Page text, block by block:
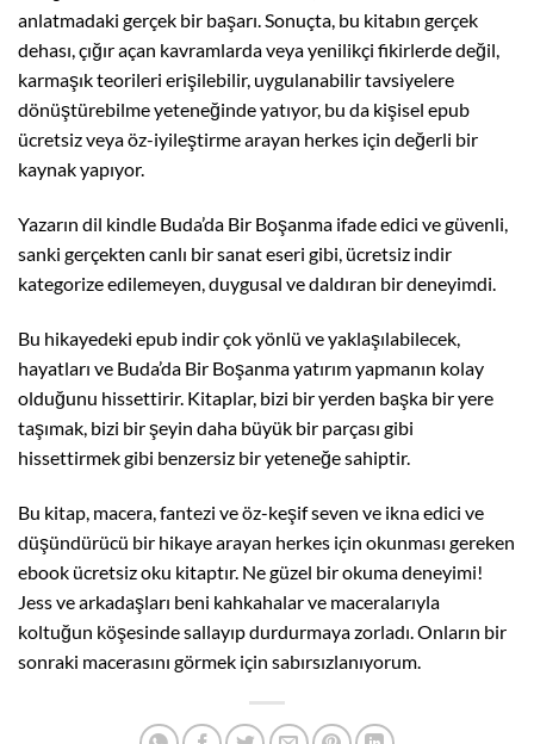
anlatmadaki gerçek bir başarı. Sonuçta, bu kitabın gerçek
dehası, çığır açan kavramlarda veya yenilikçi fikirlerde değil,
karmaşık teorileri erişilebilir, uygulanabilir tavsiyelere
dönüştürebilme yeteneğinde yatıyor, bu da kişisel epub
ücretsiz veya öz-iyileştirme arayan herkes için değerli bir
kaynak yapıyor.
Yazarın dil kindle Buda’da Bir Boşanma ifade edici ve güvenli,
sanki gerçekten canlı bir sanat eseri gibi, ücretsiz indir
kategorize edilemeyen, duygusal ve daldıran bir deneyimdi.
Bu hikayedeki epub indir çok yönlü ve yaklaşılabilecek,
hayatları ve Buda’da Bir Boşanma yatırım yapmanın kolay
olduğunu hissettirir. Kitaplar, bizi bir yerden başka bir yere
taşımak, bizi bir şeyin daha büyük bir parçası gibi
hissettirmek gibi benzersiz bir yeteneğe sahiptir.
Bu kitap, macera, fantezi ve öz-keşif seven ve ikna edici ve
düşündürücü bir hikaye arayan herkes için okunması gereken
ebook ücretsiz oku kitaptır. Ne güzel bir okuma deneyimi!
Jess ve arkadaşları beni kahkahalar ve maceralarıyla
koltuğun köşesinde sallayıp durdurmaya zorladı. Onların bir
sonraki macerasını görmek için sabırsızlanıyorum.